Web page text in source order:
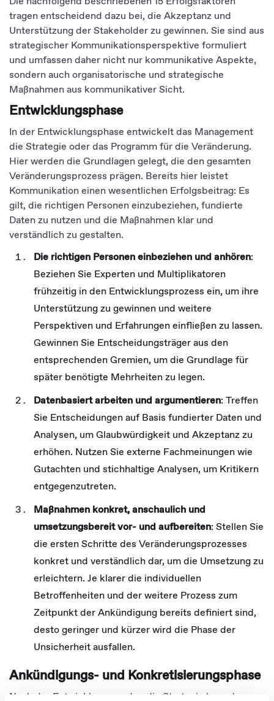
tragen entscheidend dazu bei, die Akzeptanz und
Unterstützung der Stakeholder zu gewinnen. Sie sind aus
strategischer Kommunikationsperspektive formuliert
und umfassen daher nicht nur kommunikative Aspekte,
sondern auch organisatorische und strategische
Maßnahmen aus kommunikativer Sicht.
Entwicklungsphase
In der Entwicklungsphase entwickelt das Management
die Strategie oder das Programm für die Veränderung.
Hier werden die Grundlagen gelegt, die den gesamten
Veränderungsprozess prägen. Bereits hier leistet
Kommunikation einen wesentlichen Erfolgsbeitrag: Es
gilt, die richtigen Personen einzubeziehen, fundierte
Daten zu nutzen und die Maßnahmen klar und
verständlich zu gestalten.
Die richtigen Personen einbeziehen und anhören:
Beziehen Sie Experten und Multiplikatoren
frühzeitig in den Entwicklungsprozess ein, um ihre
Unterstützung zu gewinnen und weitere
Perspektiven und Erfahrungen einfließen zu lassen.
Gewinnen Sie Entscheidungsträger aus den
entsprechenden Gremien, um die Grundlage für
später benötigte Mehrheiten zu legen.
Datenbasiert arbeiten und argumentieren: Treffen
Sie Entscheidungen auf Basis fundierter Daten und
Analysen, um Glaubwürdigkeit und Akzeptanz zu
erhöhen. Nutzen Sie externe Fachmeinungen wie
Gutachten und stichhaltige Analysen, um Kritikern
entgegenzutreten.
Maßnahmen konkret, anschaulich und
umsetzungsbereit vor- und aufbereiten: Stellen Sie
die ersten Schritte des Veränderungsprozesses
konkret und verständlich dar, um die Umsetzung zu
erleichtern. Je klarer die individuellen
Betroffenheiten und der weitere Prozess zum
Zeitpunkt der Ankündigung bereits definiert sind,
desto geringer und kürzer wird die Phase der
Unsicherheit ausfallen.
Ankündigungs- und Konkretisierungsphase
Nach der Entwicklung werden die Strategie bzw. das